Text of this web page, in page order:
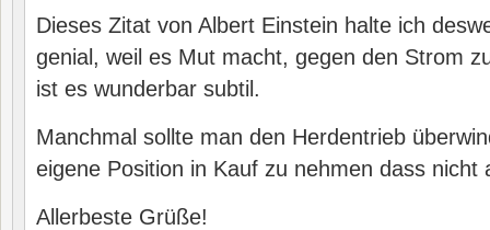
Dieses Zitat von Albert Einstein halte ich
genial, weil es Mut macht, gegen den Strom
ist es wunderbar subtil.
Manchmal sollte man den Herdentrieb
eigene Position in Kauf zu nehmen dass nicht
Allerbeste Grüße!